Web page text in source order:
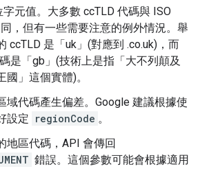
字元值。大多數 ccTLD 代碼與 ISO
，但有一些需要注意的例外情況。舉
ccTLD 是「uk」(對應到 .co.uk)，而
是「gb」(技術上是指「大不列顛及
」這個實體)。
域代碼產生偏差。Google 建議根據使
設定 regionCode 。
地區代碼，API 會傳回
錯誤。這個參數可能會根據適用